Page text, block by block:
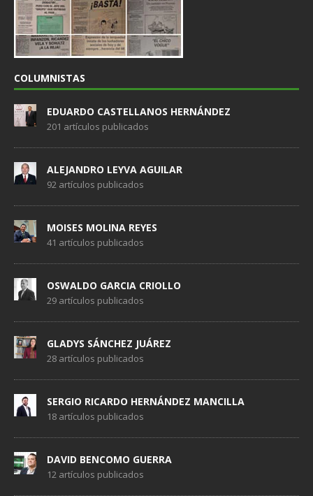
COLUMNISTAS
EDUARDO CASTELLANOS HERNÁNDEZ
201 artículos publicados
ALEJANDRO LEYVA AGUILAR
92 artículos publicados
MOISES MOLINA REYES
41 artículos publicados
OSWALDO GARCIA CRIOLLO
29 artículos publicados
GLADYS SÁNCHEZ JUÁREZ
28 artículos publicados
SERGIO RICARDO HERNÁNDEZ MANCILLA
18 artículos publicados
DAVID BENCOMO GUERRA
12 artículos publicados